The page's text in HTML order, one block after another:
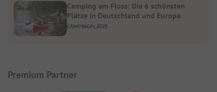
CAMPINGPLÄTZE
Camping am Fluss: Die 6 schönsten
Plätze in Deutschland und Europa
Premium Partner